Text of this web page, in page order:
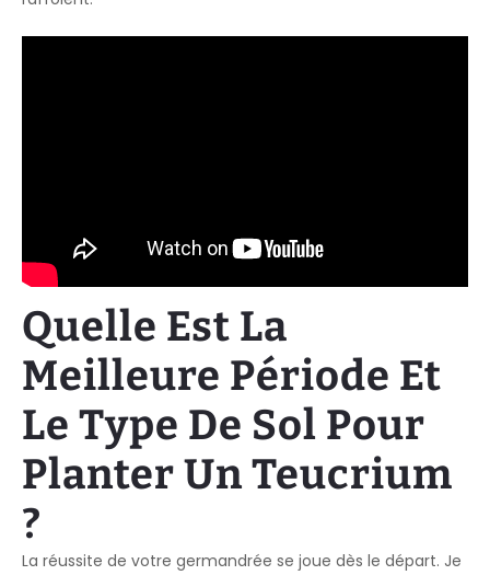
Quelle Est La
Meilleure Période Et
Le Type De Sol Pour
Planter Un Teucrium
?
La réussite de votre germandrée se joue dès le départ. Je